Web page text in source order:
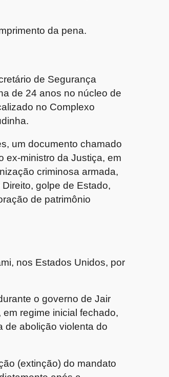
da pena.
de Segurança
de 24 anos no núcleo de
no Complexo
um documento chamado
ex-ministro da Justiça, em
criminosa armada,
golpe de Estado,
de patrimônio
nos Estados Unidos, por
o governo de Jair
regime inicial fechado,
de abolição violenta do
(extinção) do mandato